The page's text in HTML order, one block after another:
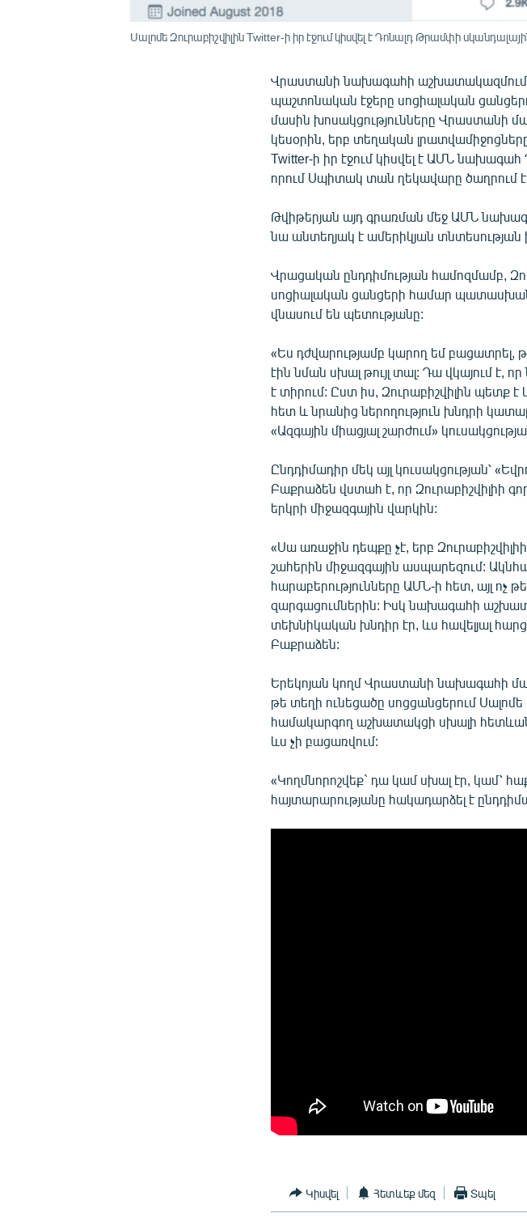
Սալոմե Զուրաբիշվիլին Twitter-ի իր էջում կիսվել է Դոնալդ Թրամփի
Վրաստանի նախագահի աշխատակազմում
պաշտոնական էջերը սոցիալական
մասին խոսակցությունները Վրաստանի
կեսօրին, երբ տեղական
Twitter-ի իր էջում կիսվել է ԱՄՆ
որում Սպիտակ տան ղեկավարը
Թվիթերյան այդ գրառման մեջ ԱՄՆ
նա անտեղյակ է ամերիկյան
Վրացական ընդդիմության համոզմամբ,
սոցիալական ցանցերի համար
վնասում են պետությանը:
«Ես դժվարությամբ կարող եմ
էին նման սխալ թույլ տալ: Դա վկայում
է տիրում: Ըստ իս, Զուրաբիշվիլին
հետ և նրանից ներողություն խնդրի
«Ազգային միացյալ շարժում»
Ընդդիմադիր մեկ այլ կուսակցության՝
Բաքրաձեն վստահ է, որ Զուրաբիշվիլիի
երկրի միջազգային վարկին:
«Սա առաջին դեպքը չէ, երբ
շահերին միջազգային ասպարեզում:
հարաբերությունները ԱՄՆ-ի հետ, այլ ոչ
զարգացումներին: Իսկ նախագահի
տեխնիկական խնդիր էր, ևս հավելյալ
Բաքրաձեն:
Երեկոյան կողմ Վրաստանի նախագահի
թե տեղի ունեցածը սոցցանցերում
համակարգող աշխատակցի սխալի
ևս չի բացառվում:
«Կողմնորոշվեք` դա կամ սխալ էր, կամ՝
հայտարարությանը հակադարձել է
Կիսվել Հետևեք մեզ Տպել